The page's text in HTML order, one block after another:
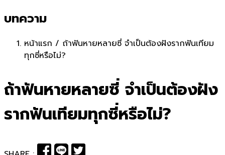
บทความ
หน้าแรก / ถ้าฟันหายหลายซี่ จำเป็นต้องฝังรากฟันเทียม
ทุกซี่หรือไม่?
ถ้าฟันหายหลายซี่ จำเป็นต้องฝัง
รากฟันเทียมทุกซี่หรือไม่?